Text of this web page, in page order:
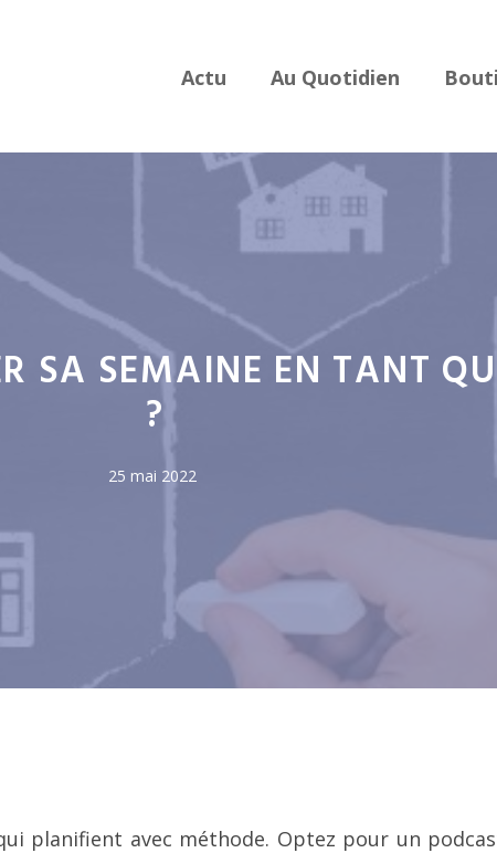
Actu Au Quotidien
SA SEMAINE EN TANT
?
25 mai 2022
planifient avec méthode. Optez pour un